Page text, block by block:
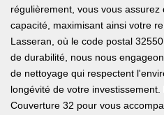
régulièrement, vous vous
capacité, maximisant ainsi votre
Lasseran, où le code postal
de durabilité, nous nous
de nettoyage qui respectent
longévité de votre
Couverture 32 pour vous